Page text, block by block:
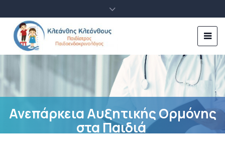
Ανεπάρκεια Αυξητικής Ορμόνης
στα Παιδιά